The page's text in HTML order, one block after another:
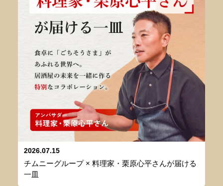
2026.07.15
チムニーグループ × 料理家・栗原心平さんが届ける
一皿